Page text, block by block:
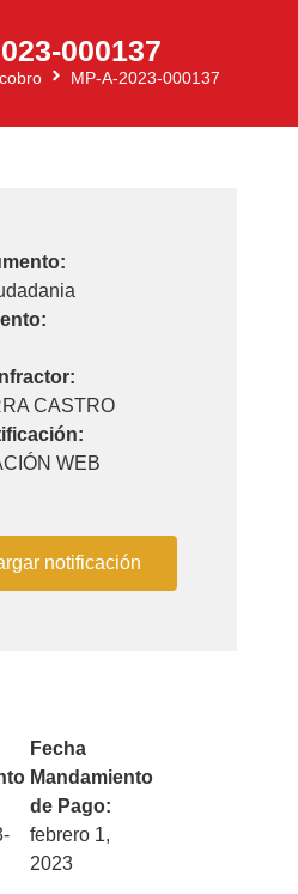
000137
MP-A-2023-000137
CASTRO
WEB
notificación
Fecha
Mandamiento
de Pago:
febrero 1,
2023